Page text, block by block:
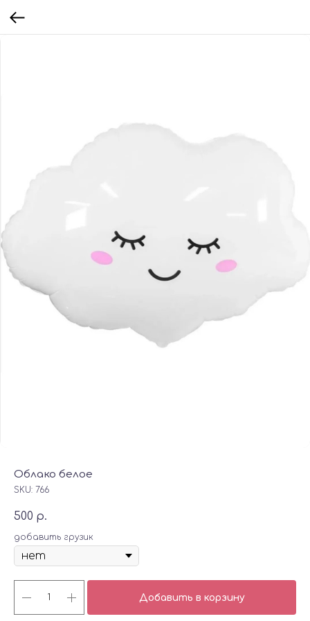
Облако белое
SKU: 766
500 р.
добавить грузик
Добавить в корзину